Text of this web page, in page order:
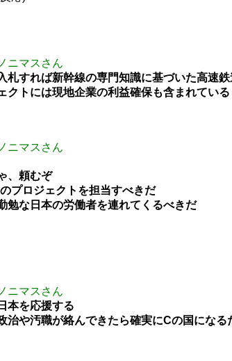
ニマスさん
札すれば新幹線の専門知識に基づいた高速
クトには現地企業の利益確保も含まれている
ニマスさん
、頼むぞ
プロジェクトを担当すべきだ
勉な日本の労働者を連れてくるべきだ
ニマスさん
本を応援する
治や汚職が絡んできたら確実にCの国にな